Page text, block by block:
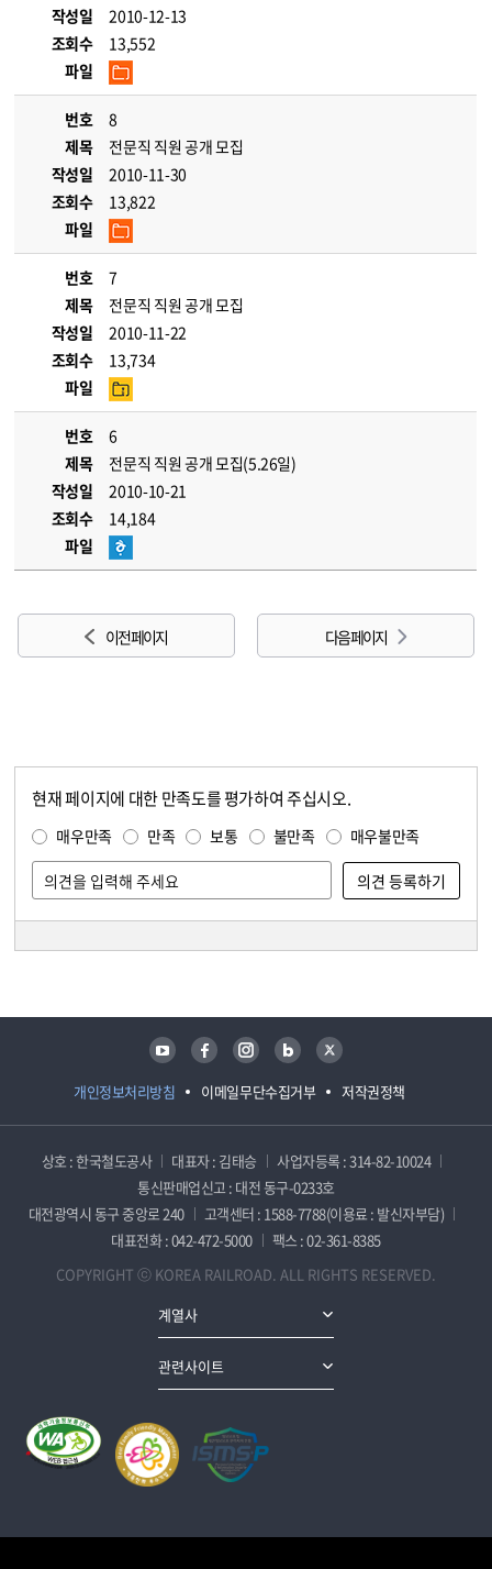
작성일
2010-12-13
조회수
13,552
파일
번호
8
제목
전문직 직원 공개 모집
작성일
2010-11-30
조회수
13,822
파일
번호
7
제목
전문직 직원 공개 모집
작성일
2010-11-22
조회수
13,734
파일
번호
6
제목
전문직 직원 공개 모집(5.26일)
작성일
2010-10-21
조회수
14,184
파일
이전 페이지 다음 페이지
현재 페이지에 대한 만족도를 평가하여 주십시오.
매우만족 만족 보통 불만족 매우불만족
개인정보처리방침 이메일무단수집거부 저작권정책
유튜브 페이스북 인스타그램 블로그 트위터
상호 : 한국철도공사 대표자 : 김태승
사업자등록 : 314-82-10024
통신판매업신고 : 대전 동구-0233호
대전광역시 동구 중앙로 240
고객센터 : 1588-7788(이용료 : 발신자부담)
대표전화 : 042-472-5000
팩스 : 02-361-8385
COPYRIGHT ⓒ KOREA RAILROAD. ALL RIGHTS RESERVED.
계열사
관련사이트